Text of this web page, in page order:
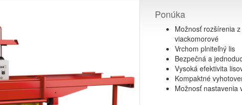
TECHNOLÓGIE PRE OCHRANU ŽIVOTNÉHO PROSTREDIA
Ponúka
Možnosť rozšírenia
viackomorové
Vrchom plniteľný lis
Bezpečná a
Vysoká efektivita
Kompaktné
Možnosť nastavenia